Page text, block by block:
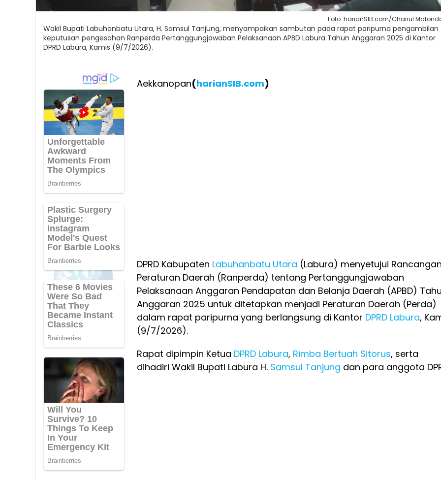
Foto: harianSIB.com/Chairul
Wakil Bupati Labuhanbatu Utara, H. Samsul Tanjung, menyampaikan sambutan pada rapat paripurna pengambilan
keputusan pengesahan Ranperda Pertanggungjawaban Pelaksanaan APBD Labura Tahun Anggaran 2025 di Kantor
DPRD Labura, Kamis (9/7/2026).
Aekkanopan(harianSIB.com)
DPRD Kabupaten Labuhanbatu Utara (Labura) menyetujui
Peraturan Daerah (Ranperda) tentang Pertanggungjawaban
Pelaksanaan Anggaran Pendapatan dan Belanja Daerah (APBD)
Anggaran 2025 untuk ditetapkan menjadi Peraturan Daerah (Perda)
dalam rapat paripurna yang berlangsung di Kantor DPRD Labura,
(9/7/2026).
Rapat dipimpin Ketua DPRD Labura, Rimba Bertuah Sitorus, serta
dihadiri Wakil Bupati Labura H. Samsul Tanjung dan para anggota